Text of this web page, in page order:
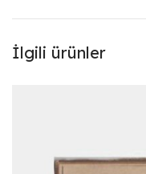
İlgili ürünler